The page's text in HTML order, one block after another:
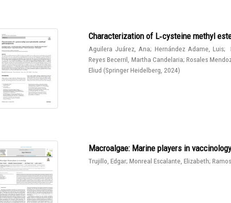
Characterization of L‑cysteine methyl
Aguilera Juárez, Ana; Hernández Adame, Luis;
Reyes Becerril, Martha Candelaria; Rosales
Eliud (Springer Heidelberg, 2024)
Macroalgae: Marine players in
Trujillo, Edgar;Monreal Escalante, Elizabeth;